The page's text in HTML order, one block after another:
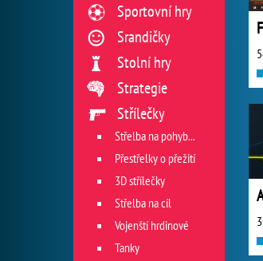
Sportovní hry
Srandičky
Stolní hry
Strategie
Střílečky
Střelba na pohyblivý cíl
Přestřelky o přežití
3D střílečky
Střelba na cíl
Vojenští hrdinové
Tanky